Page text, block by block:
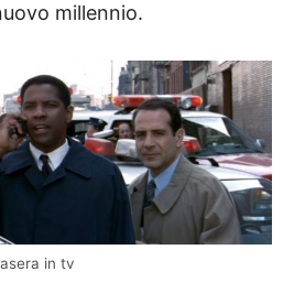
millennio.
in tv